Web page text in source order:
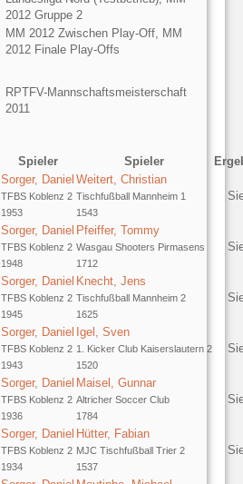
2012 Gruppe 2
MM 2012 Zwischen Play-Off, MM
2012 Finale Play-Offs
RPTFV-Mannschaftsmeisterschaft
2011
Spieler Spieler
Sorger, Daniel
TFBS Koblenz 2
1953
Weitert, Christian
Tischfußball Mannheim 1
1543
Sorger, Daniel
TFBS Koblenz 2
1948
Pfeiffer, Tommy
Wasgau Shooters Pirmasens
1712
Sorger, Daniel
TFBS Koblenz 2
1945
Knecht, Jens
Tischfußball Mannheim 2
1625
Sorger, Daniel
TFBS Koblenz 2
1943
Igel, Sven
1. Kicker Club Kaiserslautern 2
1520
Sorger, Daniel
TFBS Koblenz 2
1936
Maisel, Gunnar
Altricher Soccer Club
1784
Sorger, Daniel
TFBS Koblenz 2
1934
Hütter, Fabian
MJC Tischfußball Trier 2
1537